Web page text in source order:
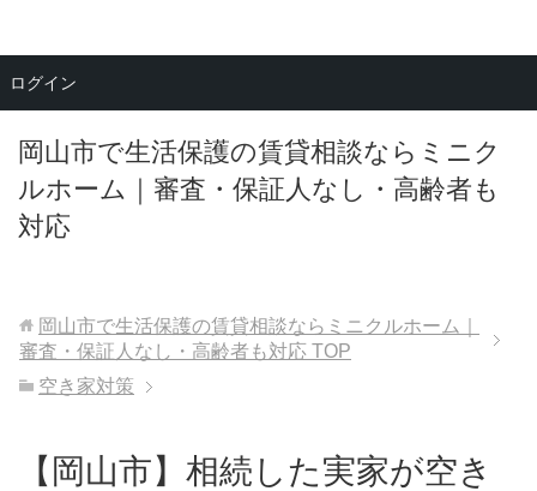
岡山市で生活保護の賃貸相談ならミニク
ルホーム｜審査・保証人なし・高齢者も
対応
メニュー
岡山市で生活保護の賃貸相談ならミニクルホーム｜
審査・保証人なし・高齢者も対応 TOP
空き家対策
【岡山市】相続した実家が空き
ログイン